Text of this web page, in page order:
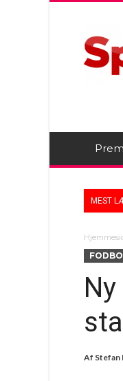
MEST
Af Stefan